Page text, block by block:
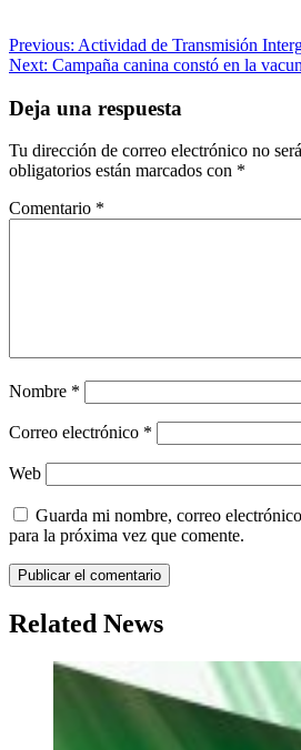
Navegación
de
entradas
Previous: Actividad de Transmisión
Next: Campaña canina constó en la
Deja una respuesta
Tu dirección de correo electrónico no
obligatorios están marcados con *
Comentario *
Nombre *
Correo electrónico *
Web
Guarda mi nombre, correo
para la próxima vez que comente.
Related News